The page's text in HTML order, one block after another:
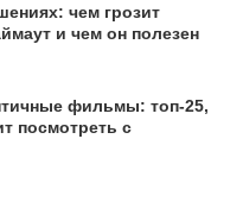
чем грозит
и чем он полезен
фильмы: топ-25,
посмотреть с